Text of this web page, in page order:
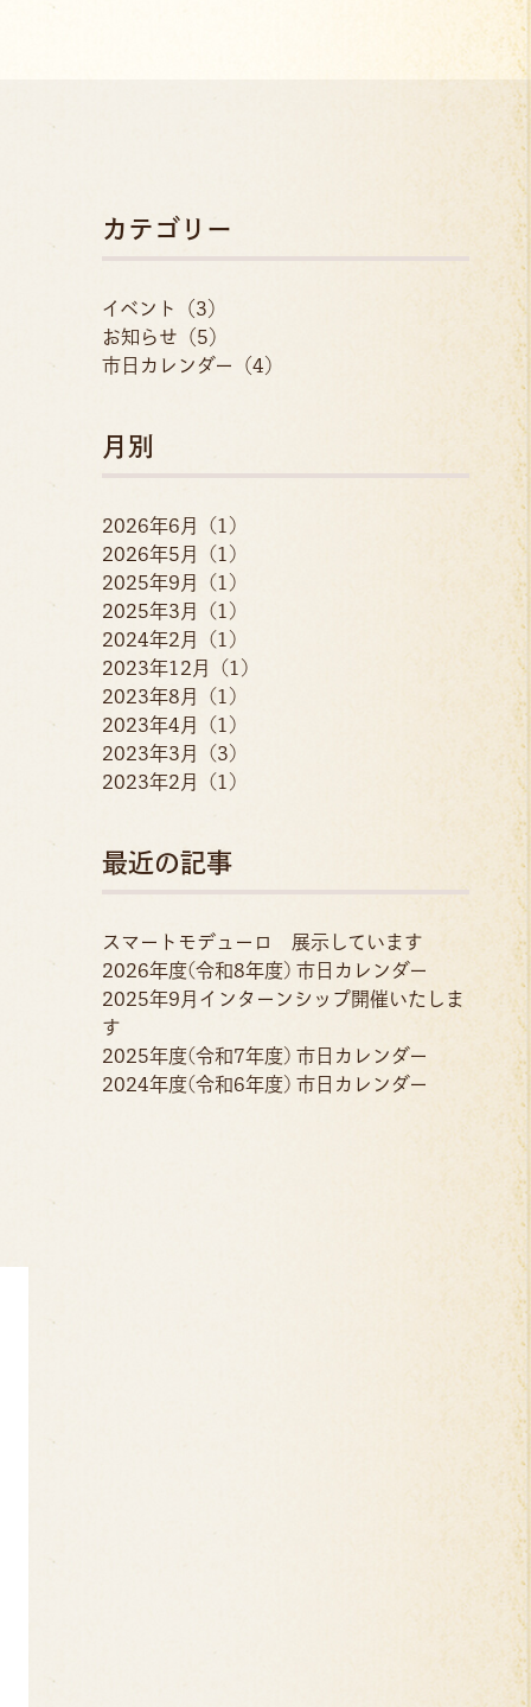
カテゴリー
イベント（3）
お知らせ（5）
市日カレンダー（4）
月別
2026年6月 (1)
2026年5月 (1)
2025年9月 (1)
2025年3月 (1)
2024年2月 (1)
2023年12月 (1)
2023年8月 (1)
2023年4月 (1)
2023年3月 (3)
2023年2月 (1)
最近の記事
スマートモデューロ 展示しています
2026年度(令和8年度) 市日カレンダー
2025年9月インターンシップ開催いたしま
す
2025年度(令和7年度) 市日カレンダー
2024年度(令和6年度) 市日カレンダー